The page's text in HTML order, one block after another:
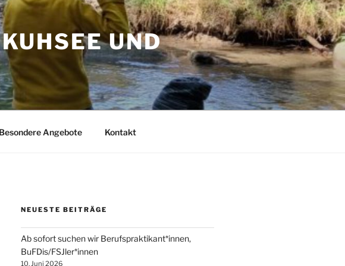
UND
Besondere Angebote Kontakt
NEUESTE BEITRÄGE
Ab sofort suchen wir Berufspraktikant*innen,
BuFDis/FSJler*innen
10. Juni 2026